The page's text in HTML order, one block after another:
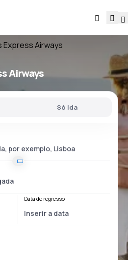
Express Airways
Airways
Só ida
Data de regresso